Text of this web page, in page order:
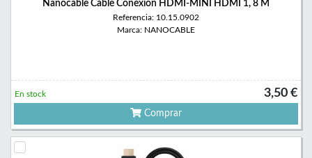
Nanocable Cable Conexion HDMI-MINI HDMI 1, 8 M
Referencia: 10.15.0902
Marca: NANOCABLE
3,50 €
En stock
Comprar